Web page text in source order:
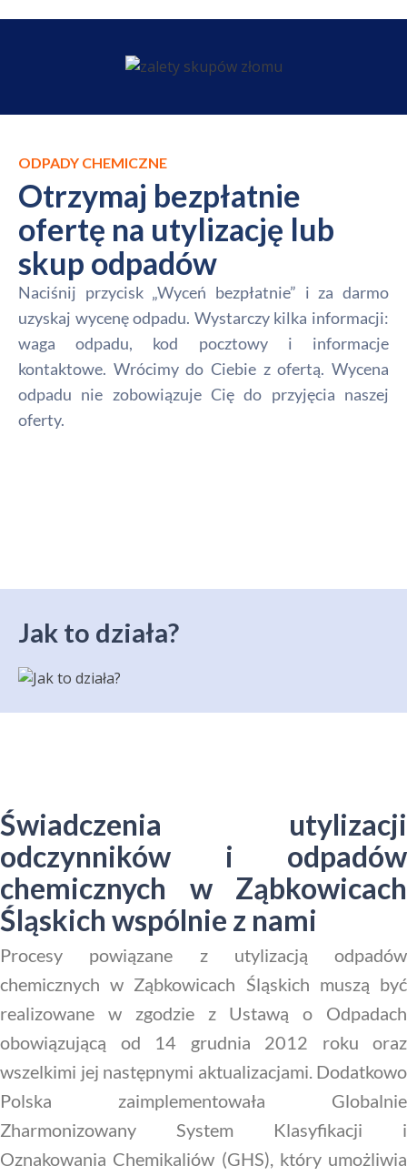
ODPADY CHEMICZNE
Otrzymaj bezpłatnie
ofertę na utylizację lub
skup odpadów
Naciśnij przycisk „Wyceń bezpłatnie” i za darmo
uzyskaj wycenę odpadu. Wystarczy kilka informacji:
waga odpadu, kod pocztowy i informacje
kontaktowe. Wrócimy do Ciebie z ofertą. Wycena
odpadu nie zobowiązuje Cię do przyjęcia naszej
oferty.
Jak to działa?
Świadczenia utylizacji
odczynników i odpadów
chemicznych w Ząbkowicach
Śląskich wspólnie z nami
Procesy powiązane z utylizacją odpadów
chemicznych w Ząbkowicach Śląskich muszą być
realizowane w zgodzie z Ustawą o Odpadach
obowiązującą od 14 grudnia 2012 roku oraz
wszelkimi jej następnymi aktualizacjami. Dodatkowo
Polska zaimplementowała Globalnie
Zharmonizowany System Klasyfikacji i
Oznakowania Chemikaliów (GHS), który umożliwia